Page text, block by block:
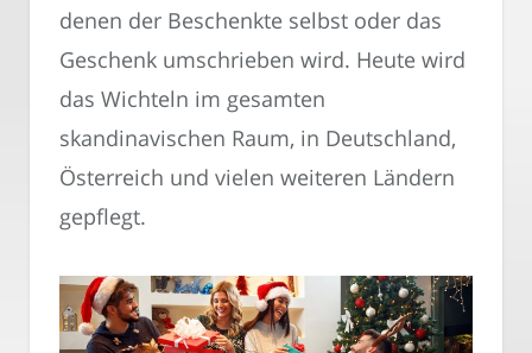
denen der Beschenkte selbst oder das
Geschenk umschrieben wird. Heute wird
das Wichteln im gesamten
skandinavischen Raum, in Deutschland,
Österreich und vielen weiteren Ländern
gepflegt.